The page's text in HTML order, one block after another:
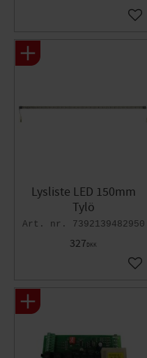
Lysliste LED 150mm
Tylö
7392139482950
327DKK